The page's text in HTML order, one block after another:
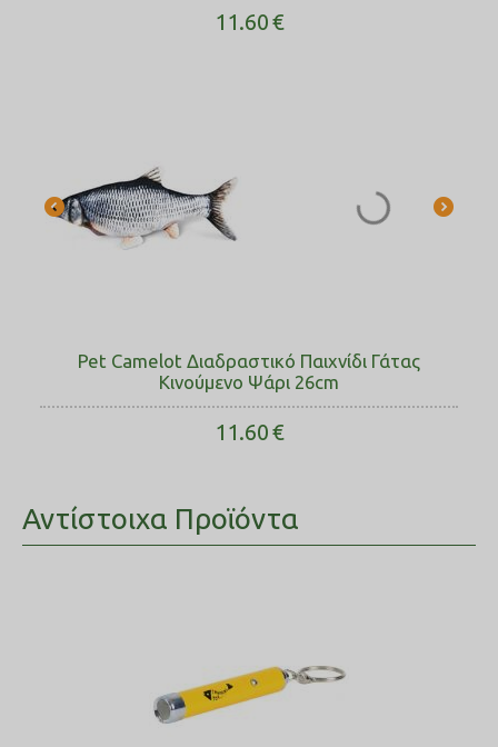
11.60€
Pet Camelot Διαδραστικό Παιχνίδι Γάτας
Κινούμενο Ψάρι 26cm
11.60€
Αντίστοιχα Προϊόντα